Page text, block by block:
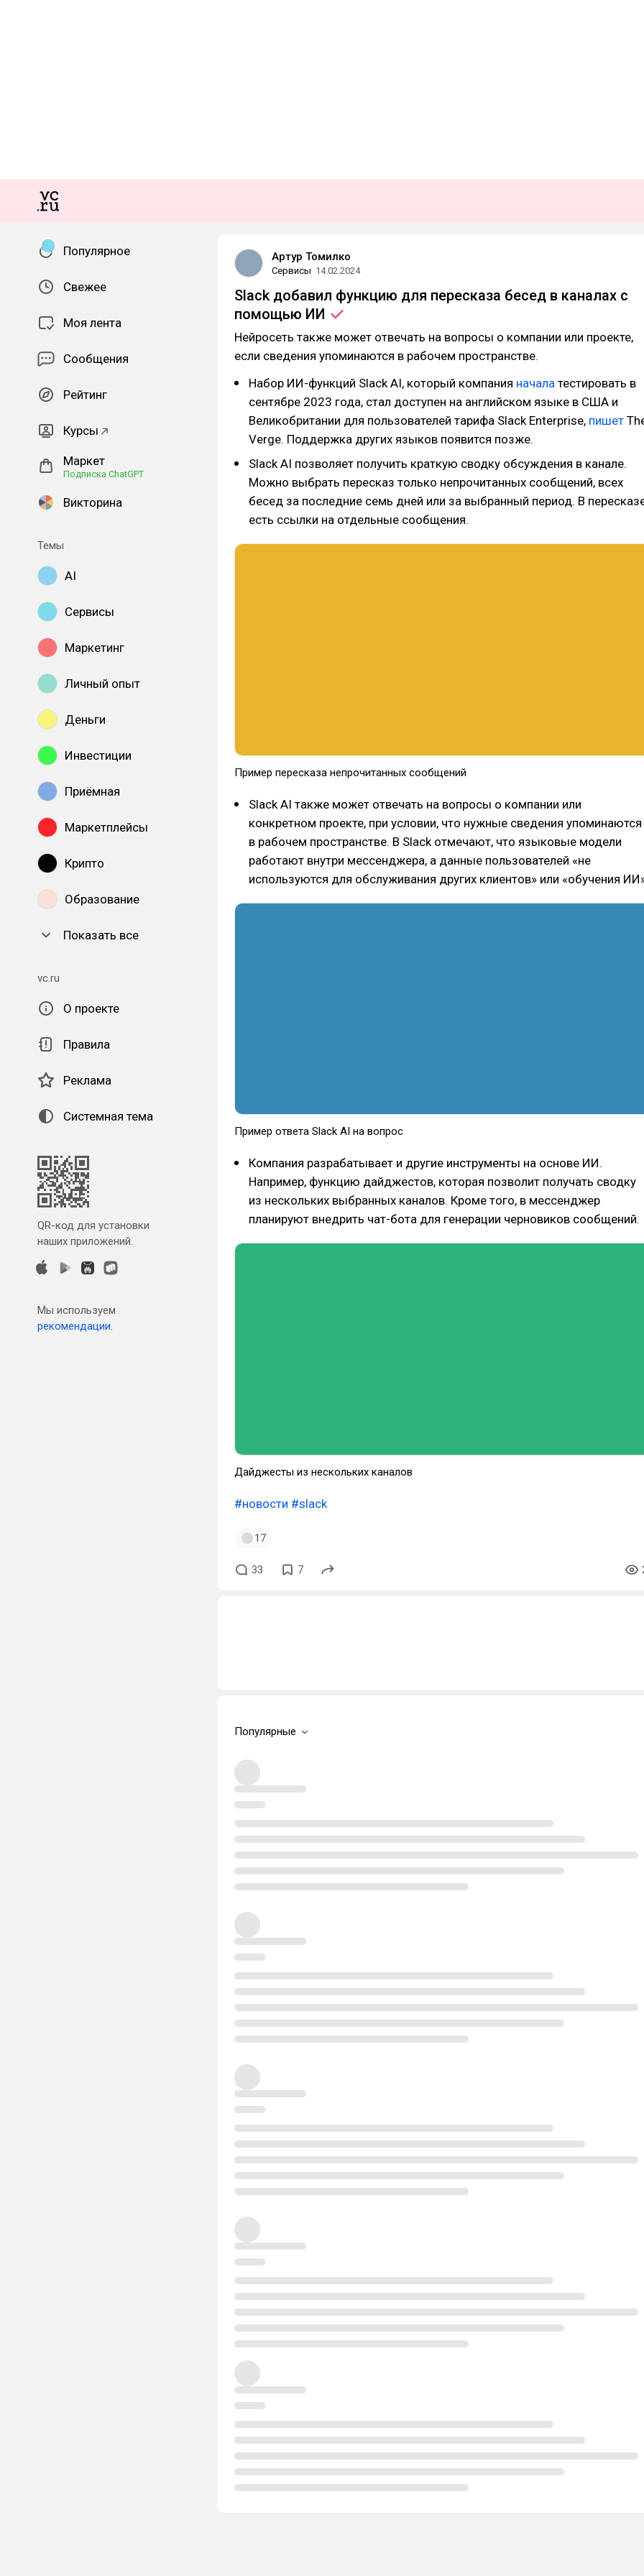
Популярное
Свежее
Моя лента
Сообщения
Рейтинг
Курсы
Маркет
Подписка ChatGPT
Викторина
Темы
AI
Сервисы
Маркетинг
Личный опыт
Деньги
Инвестиции
Приёмная
Маркетплейсы
Крипто
Образование
Показать все
vc.ru
О проекте
Правила
Реклама
Системная тема
QR-код для установки
наших приложений.
Мы используем
рекомендации.
Артур Томилко
Сервисы 14.02.2024
Slack добавил функцию для пересказа бесед в каналах с
помощью ИИ
Нейросеть также может отвечать на вопросы о компании или проекте,
если сведения упоминаются в рабочем пространстве.
Набор ИИ-функций Slack AI, который компания начала тестировать в
сентябре 2023 года, стал доступен на английском языке в США и
Великобритании для пользователей тарифа Slack Enterprise, пишет
Verge. Поддержка других языков появится позже.
Slack AI позволяет получить краткую сводку обсуждения в канале.
Можно выбрать пересказ только непрочитанных сообщений, всех
бесед за последние семь дней или за выбранный период. В
есть ссылки на отдельные сообщения.
Пример пересказа непрочитанных сообщений
Slack AI также может отвечать на вопросы о компании или
конкретном проекте, при условии, что нужные сведения упоминаются
в рабочем пространстве. В Slack отмечают, что языковые модели
работают внутри мессенджера, а данные пользователей «не
используются для обслуживания других клиентов» или «обучения
Пример ответа Slack AI на вопрос
Компания разрабатывает и другие инструменты на основе ИИ.
Например, функцию дайджестов, которая позволит получать сводку
из нескольких выбранных каналов. Кроме того, в мессенджер
планируют внедрить чат-бота для генерации черновиков сообщений.
Дайджесты из нескольких каналов
#новости #slack
17
33 7
Популярные